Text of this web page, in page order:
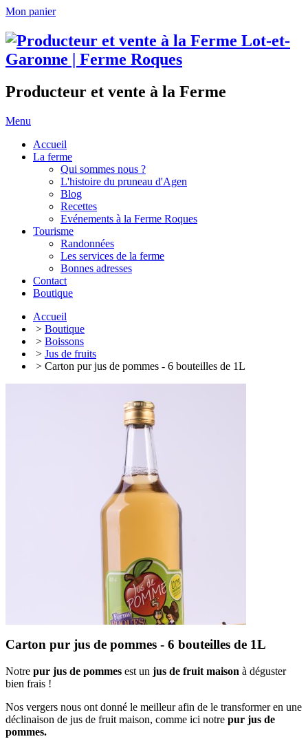
Mon panier
Producteur et vente à la Ferme
Menu
Accueil
La ferme
Qui sommes nous ?
L'histoire du pruneau d'Agen
Blog
Recettes
Evénements à la Ferme Roques
Tourisme
Randonnées
Les services de la ferme
Bonnes adresses
Contact
Boutique
Accueil
> Boutique
> Boissons
> Jus de fruits
> Carton pur jus de pommes - 6 bouteilles de 1L
Carton pur jus de pommes - 6 bouteilles de 1L
Notre pur jus de pommes est un jus de fruit maison à déguster
bien frais !
Nos vergers nous ont donné le meilleur afin de le transformer en une
déclinaison de jus de fruit maison, comme ici notre pur jus de
pommes.